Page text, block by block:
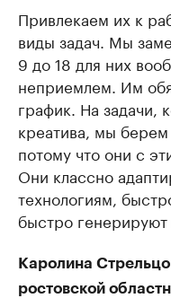
Привлекаем их к
виды задач. Мы
9 до 18 для них
неприемлем. Им
график. На задачи,
креатива, мы
потому что они с
Они классно
технологиям,
быстро генерируют
Каролина
ростовской